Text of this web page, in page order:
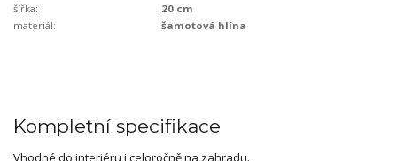
šířka:
20 cm
materiál:
šamotová hlína
Kompletní specifikace
Vhodné do interiéru i celoročně na zahradu.